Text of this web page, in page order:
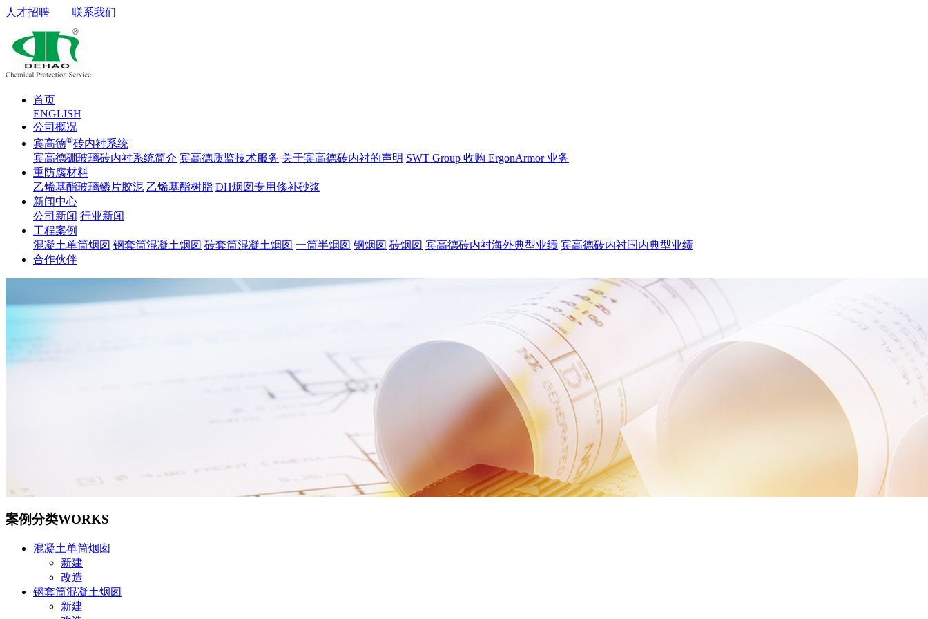
人才招聘 联系我们
首页
ENGLISH
公司概况
宾高德®砖内衬系统
宾高德硼玻璃砖内衬系统简介 宾高德质监技术服务 关于宾高德砖内衬的声明 SWT Group 收购 ErgonArmor 业务
重防腐材料
乙烯基酯玻璃鳞片胶泥 乙烯基酯树脂 DH烟囱专用修补砂浆
新闻中心
公司新闻 行业新闻
工程案例
混凝土单筒烟囱 钢套筒混凝土烟囱 砖套筒混凝土烟囱 一筒半烟囱 钢烟囱 砖烟囱 宾高德砖内衬海外典型业绩 宾高德砖内衬国内典型业绩
合作伙伴
案例分类WORKS
混凝土单筒烟囱
新建
改造
钢套筒混凝土烟囱
新建